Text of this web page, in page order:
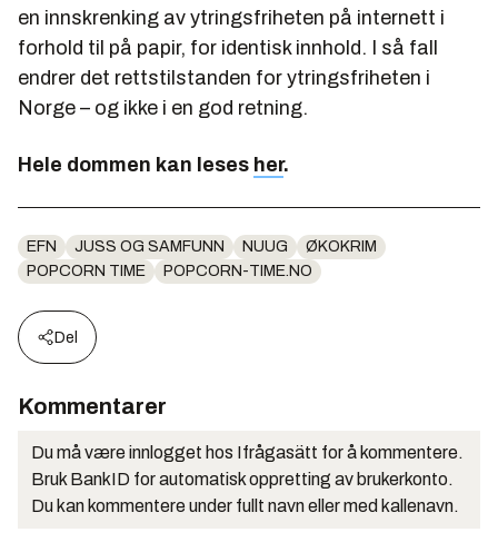
en innskrenking av ytringsfriheten på internett i
forhold til på papir, for identisk innhold. I så fall
endrer det rettstilstanden for ytringsfriheten i
Norge – og ikke i en god retning.
Hele dommen kan leses her.
EFN JUSS OG SAMFUNN NUUG
ØKOKRIM
POPCORN TIME
POPCORN-TIME.NO
Del
Kommentarer
Du må være innlogget hos Ifrågasätt for å kommentere.
Bruk BankID for automatisk oppretting av brukerkonto.
Du kan kommentere under fullt navn eller med kallenavn.